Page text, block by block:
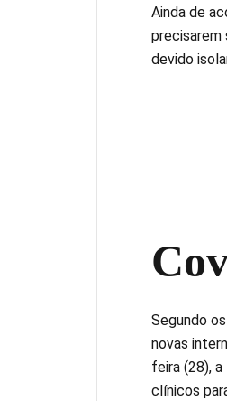
Ainda de
precisarem
devido
Segundo
novas
feira (28),
clínicos